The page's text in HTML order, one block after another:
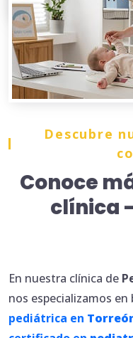
Descubre
Conoce
clínica
En nuestra clínica de
nos especializamos en
pediátrica en